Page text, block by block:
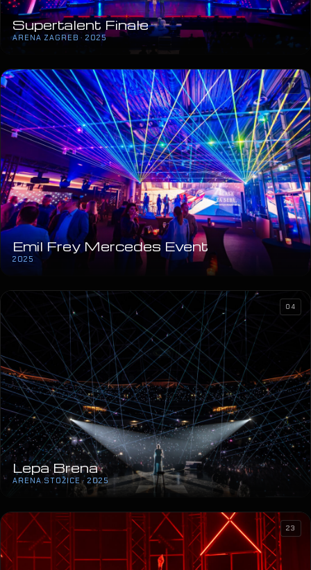
Supertalent Finale
ARENA ZAGREB · 2025
Emil Frey Mercedes Event
2025
17
Lepa Brena
ARENA STOŽICE · 2025
04
23